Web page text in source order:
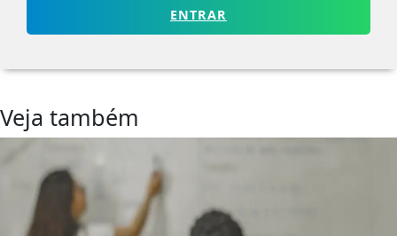
ENTRAR
Veja também